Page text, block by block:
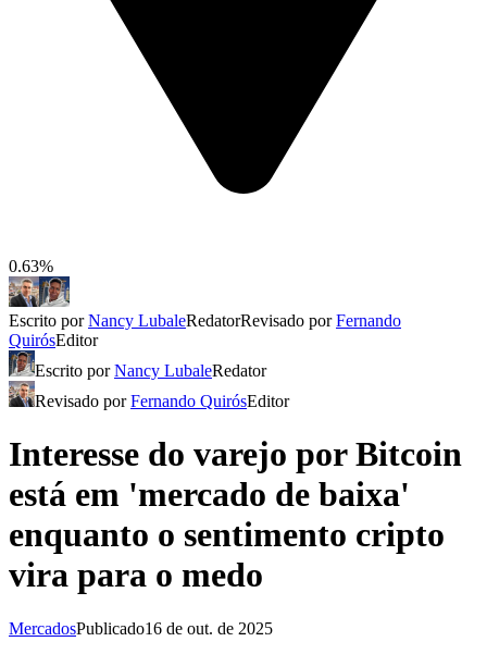
0.63%
Escrito porNancy LubaleRedatorRevisado porFernando
QuirósEditor
Escrito porNancy LubaleRedator
Revisado porFernando QuirósEditor
Interesse do varejo por Bitcoin
está em 'mercado de baixa'
enquanto o sentimento cripto
vira para o medo
MercadosPublicado16 de out. de 2025